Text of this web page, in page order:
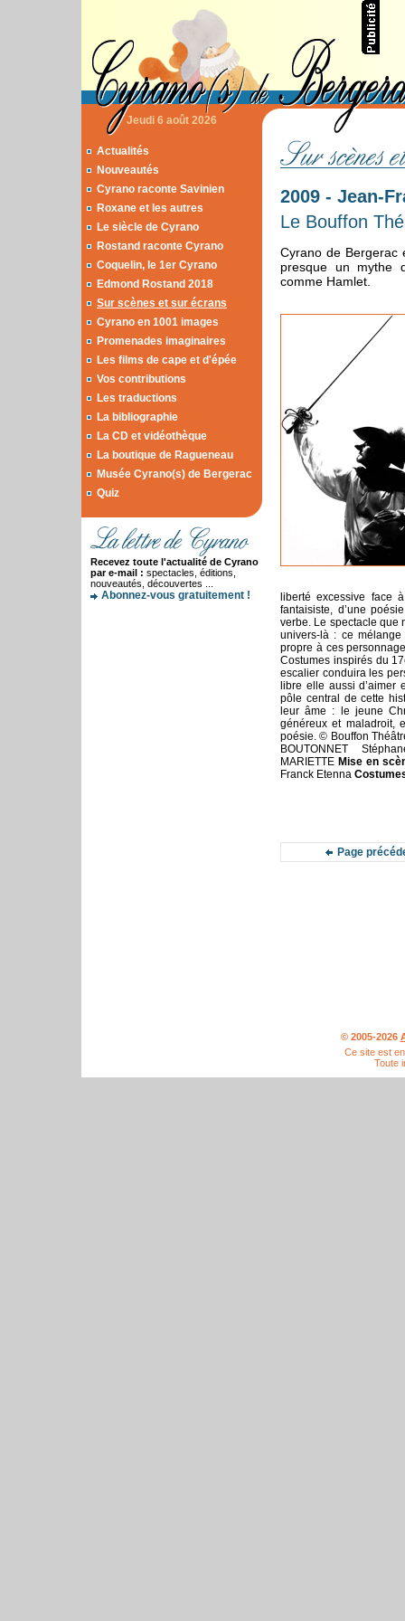
Jeudi 6 août 2026
Actualités
Nouveautés
Cyrano raconte Savinien
Roxane et les autres
Le siècle de Cyrano
Rostand raconte Cyrano
Coquelin, le 1er Cyrano
Edmond Rostand 2018
Sur scènes et sur écrans
Cyrano en 1001 images
Promenades imaginaires
Les films de cape et d'épée
Vos contributions
Les traductions
La bibliographie
La CD et vidéothèque
La boutique de Ragueneau
Musée Cyrano(s) de Bergerac
Quiz
Recevez toute l'actualité de Cyrano
par e-mail : spectacles, éditions,
nouveautés, découvertes ...
Abonnez-vous gratuitement !
2009 - Jean-
Le Bouffon
Cyrano de Bergerac
presque un mythe
comme Hamlet.
liberté excessive face
fantaisiste, d’une
verbe. Le spectacle que
univers-là : ce
propre à ces
Costumes inspirés du
escalier conduira les
libre elle aussi d’aimer
pôle central de cette
leur âme : le jeune
généreux et maladroit,
poésie. © Bouffon
BOUTONNET
MARIETTE Mise en
Franck Etenna
Page
© 2005-2026
Ce site est
Toute